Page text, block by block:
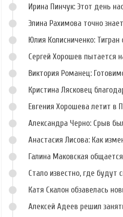
Ирина Пинчук: Этот день
Элина Рахимова точно
Юлия Колисниченко:
Сергей Хорошев пытается
Виктория Романец:
Кристина Лясковец
Евгения Хорошева летит в
Александра Черно: Срыв
Анастасия Лисова: Как
Галина Маковская
Стало известно, где будут
Катя Скалон обзавелась
Алексей Адеев решил